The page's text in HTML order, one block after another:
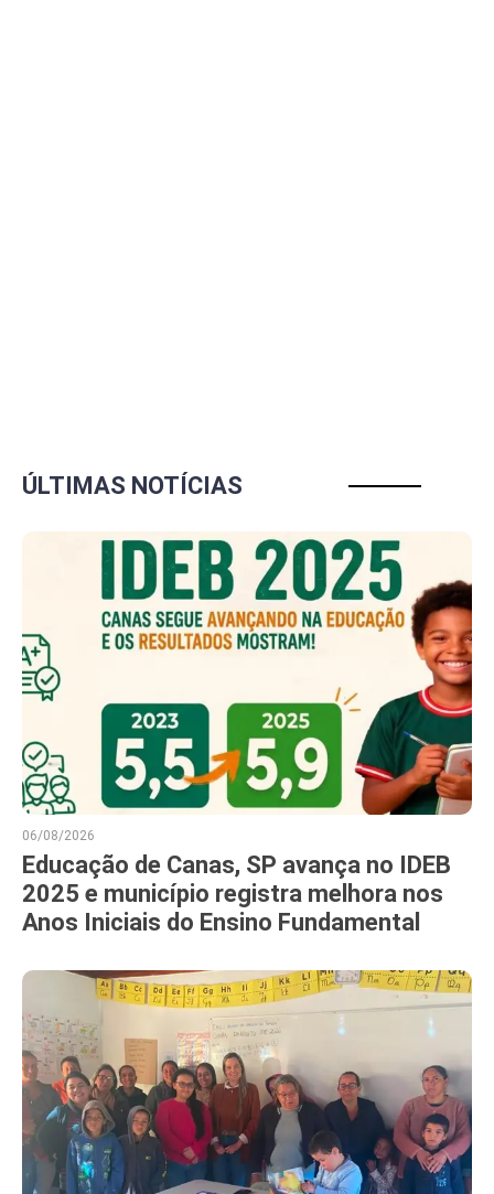
ÚLTIMAS NOTÍCIAS
06/08/2026
Educação de Canas, SP avança no IDEB
2025 e município registra melhora nos
Anos Iniciais do Ensino Fundamental